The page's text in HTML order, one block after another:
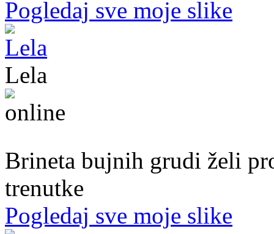
Pogledaj sve moje slike
Lela
Brineta bujnih grudi želi
trenutke
Pogledaj sve moje slike